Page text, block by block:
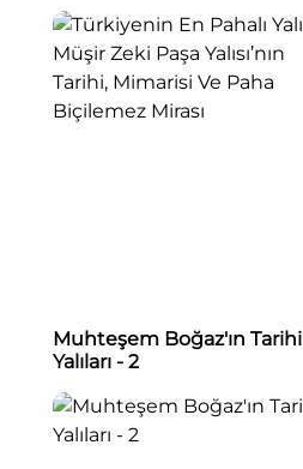
Biçilemez Mirası
Muhteşem Boğaz'ın Tarihi
Yalıları - 2